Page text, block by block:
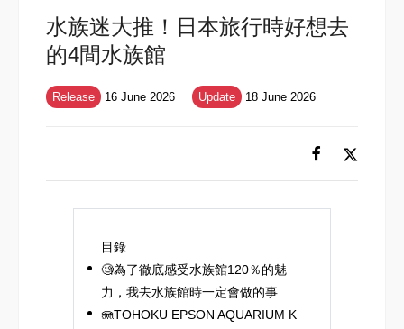
水族迷大推！日本旅行時好想去
的4間水族館
Release 16 June 2026 Update 18 June 2026
目錄
🧐為了徹底感受水族館120％的魅
力，我去水族館時一定會做的事
🪼TOHOKU EPSON AQUARIUM K